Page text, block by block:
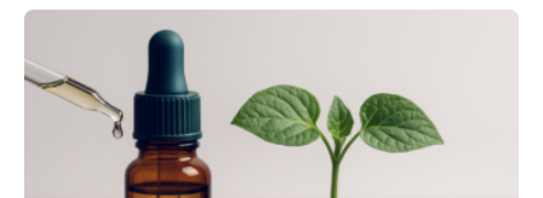
Region Kachin in Myanmar und hat sich in
ausgezeichnetem Zustand erhalten. Es konnte als neue
Art einer neuen Gattung beschrieben werden und trägt
nun den Namen Cretosabethes primaevus. Dieser erste
fossile Nachweis einer Stechmückenlarve in Bernstein
stellt gleichzeitig den ersten Fossilfund einer